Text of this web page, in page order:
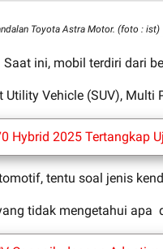
Toyota Astra Motor. (foto : ist)
ini, mobil terdiri dari
Vehicle (SUV), Multi
Hybrid 2025 Tertangkap
tentu soal jenis
tidak mengetahui apa